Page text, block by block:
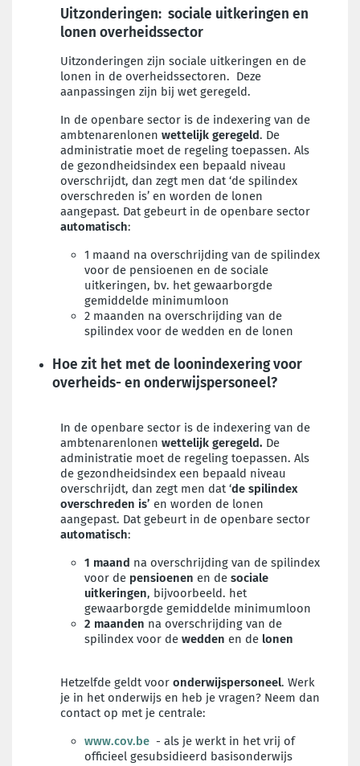
Uitzonderingen: sociale uitkeringen en
lonen overheidssector
Uitzonderingen zijn sociale uitkeringen en de
lonen in de overheidssectoren. Deze
aanpassingen zijn bij wet geregeld.
In de openbare sector is de indexering van de
ambtenarenlonen wettelijk geregeld. De
administratie moet de regeling toepassen. Als
de gezondheidsindex een bepaald niveau
overschrijdt, dan zegt men dat ‘de spilindex
overschreden is’ en worden de lonen
aangepast. Dat gebeurt in de openbare sector
automatisch:
1 maand na overschrijding van de spilindex
voor de pensioenen en de sociale
uitkeringen, bv. het gewaarborgde
gemiddelde minimumloon
2 maanden na overschrijding van de
spilindex voor de wedden en de lonen
Hoe zit het met de loonindexering voor
overheids- en onderwijspersoneel?
In de openbare sector is de indexering van de
ambtenarenlonen wettelijk geregeld. De
administratie moet de regeling toepassen. Als
de gezondheidsindex een bepaald niveau
overschrijdt, dan zegt men dat ‘de spilindex
overschreden is’ en worden de lonen
aangepast. Dat gebeurt in de openbare sector
automatisch:
1 maand na overschrijding van de spilindex
voor de pensioenen en de sociale
uitkeringen, bijvoorbeeld. het
gewaarborgde gemiddelde minimumloon
2 maanden na overschrijding van de
spilindex voor de wedden en de lonen
Hetzelfde geldt voor onderwijspersoneel. Werk
je in het onderwijs en heb je vragen? Neem dan
contact op met je centrale:
www.cov.be - als je werkt in het vrij of
officieel gesubsidieerd basisonderwijs